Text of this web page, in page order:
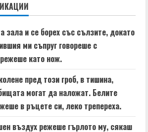
зала и се борех със сълзите, докато
ми съпруг говореше с
като нож.
пред този гроб, в тишина,
могат да наложат. Белите
в ръцете си, леко трепереха.
въздух режеше гърлото му, сякаш